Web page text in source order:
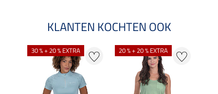
KLANTEN KOCHTEN OOK
30 % + 20 % EXTRA 20 % + 20 % EXTRA